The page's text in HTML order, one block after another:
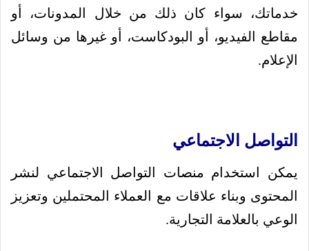
خدماتك، سواء كان ذلك من خلال المدونات، أو
مقاطع الفيديو، أو البودكاست، أو غيرها من وسائل
الإعلام.
التواصل الاجتماعي
يمكن استخدام منصات التواصل الاجتماعي لنشر
المحتوى وبناء علاقات مع العملاء المحتملين وتعزيز
الوعي بالعلامة التجارية.